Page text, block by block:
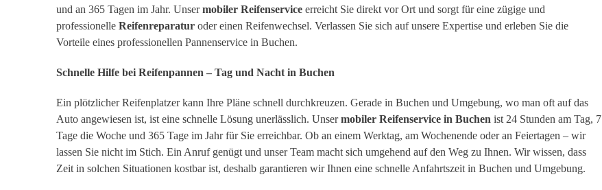
und an 365 Tagen im Jahr. Unsermobiler Reifenservice erreicht Sie direkt vor Ort und sorgt für eine zügige und
professionelle Reifenreparatur oder einen Reifenwechsel. Verlassen Sie sich auf unsere Expertise und erleben Sie die
Vorteile eines professionellen Pannenservice in Buchen.
Schnelle Hilfe bei Reifenpannen – Tag und Nacht in Buchen
Ein plötzlicher Reifenplatzer kann Ihre Pläne schnell durchkreuzen. Gerade in Buchen und Umgebung, wo man oft auf das
Auto angewiesen ist, ist eine schnelle Lösung unerlässlich. Unsermobiler Reifenservice in Buchen ist 24 Stunden am Tag, 7
Tage die Woche und 365 Tage im Jahr für Sie erreichbar. Ob an einem Werktag, am Wochenende oder an Feiertagen – wir
lassen Sie nicht im Stich. Ein Anruf genügt und unser Team macht sich umgehend auf den Weg zu Ihnen. Wir wissen, dass
Zeit in solchen Situationen kostbar ist, deshalb garantieren wir Ihnen eine schnelle Anfahrtszeit in Buchen und Umgebung.